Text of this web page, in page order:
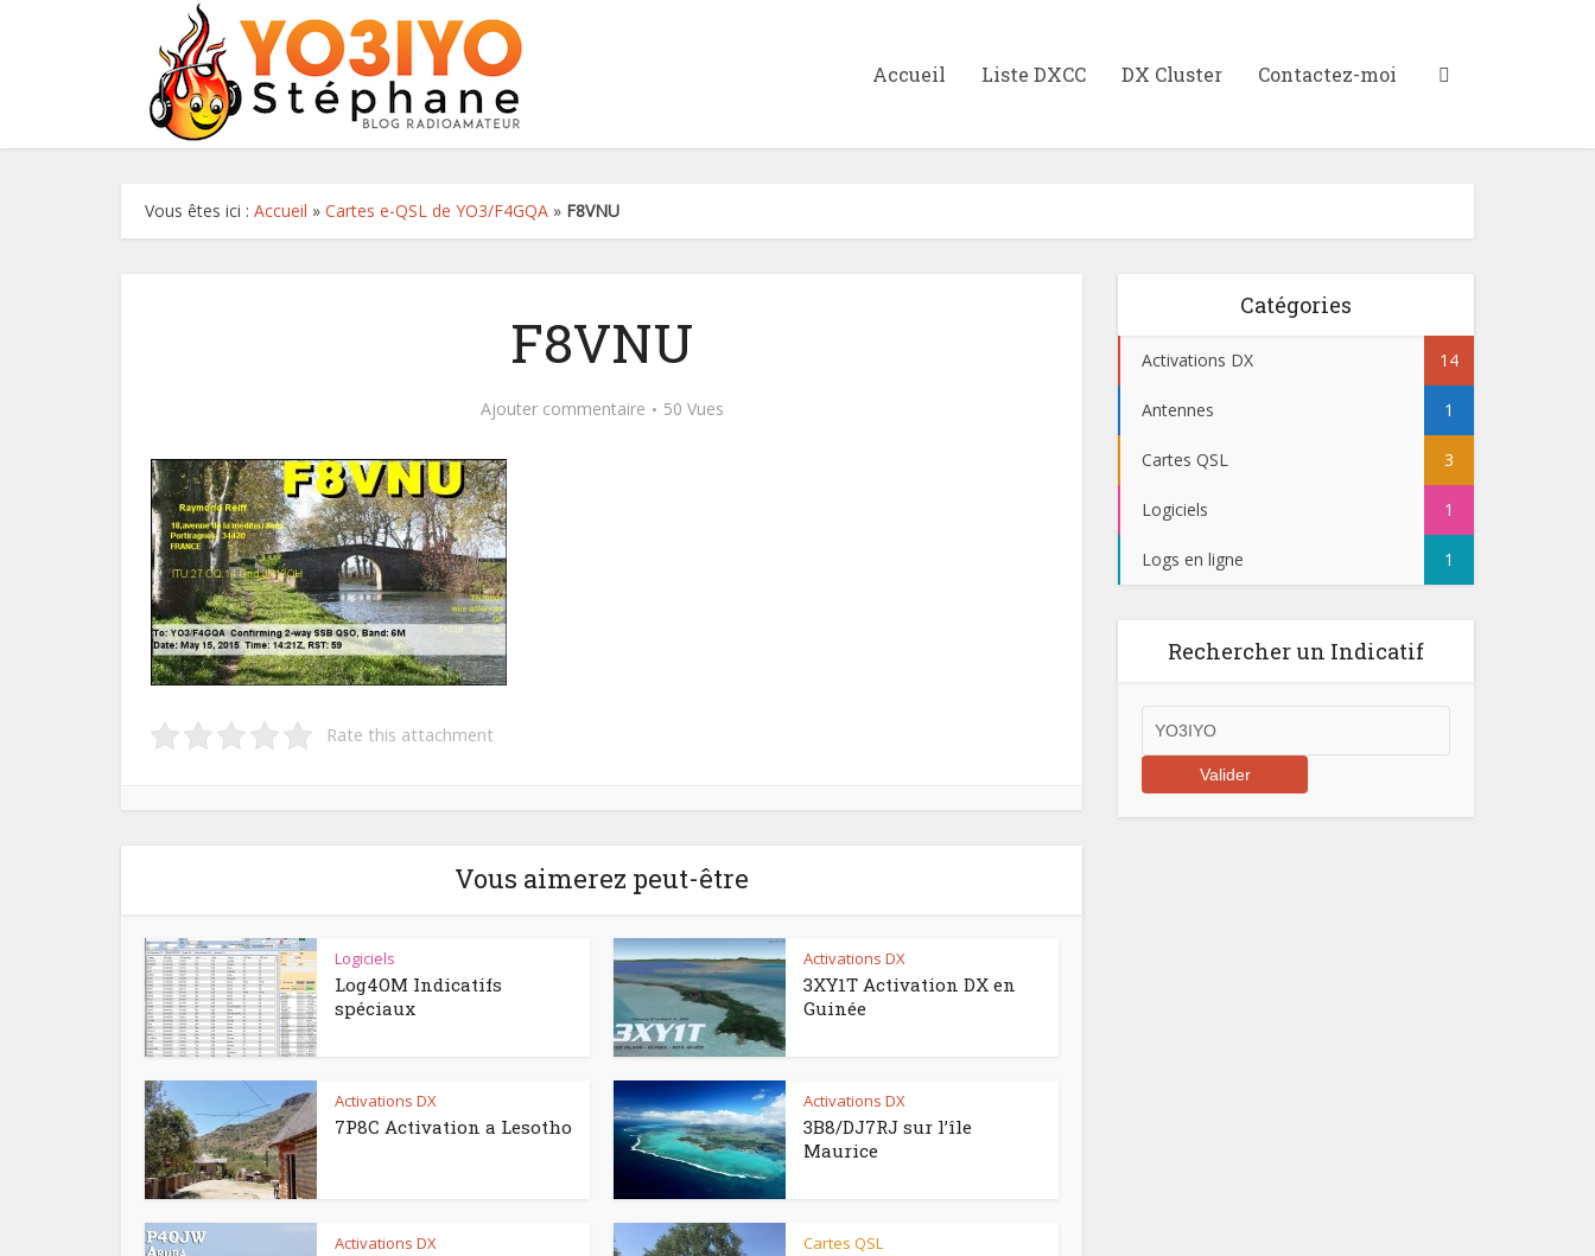
Accueil Liste DXCC DX Cluster Contactez-moi
Vous êtes ici : Accueil » Cartes e-QSL de YO3/F4GQA » F8VNU
F8VNU
Ajouter commentaire 50 Vues
Rate this attachment
Vous aimerez peut-être
Logiciels
Log4OM Indicatifs
spéciaux
Activations DX
3XY1T Activation DX en
Guinée
Activations DX
7P8C Activation a Lesotho
Activations DX
3B8/DJ7RJ sur l’île
Maurice
Activations DX Cartes QSL
Catégories
Activations DX 14
Antennes 1
Cartes QSL 3
Logiciels 1
Logs en ligne 1
Rechercher un Indicatif